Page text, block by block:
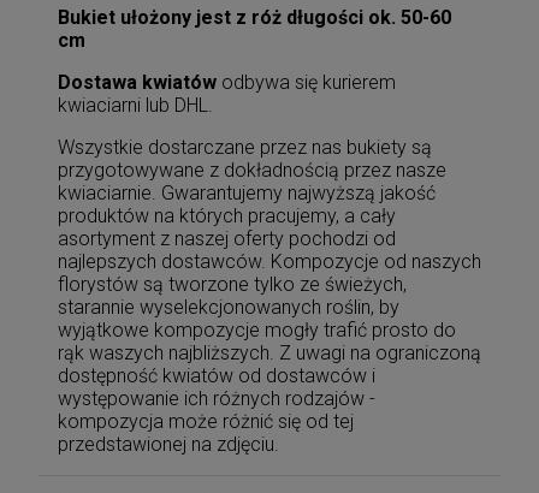
Bukiet ułożony jest z róż długości ok. 50-60
cm
Dostawa kwiatów odbywa się kurierem
kwiaciarni lub DHL.
Wszystkie dostarczane przez nas bukiety są
przygotowywane z dokładnością przez nasze
kwiaciarnie. Gwarantujemy najwyższą jakość
produktów na których pracujemy, a cały
asortyment z naszej oferty pochodzi od
najlepszych dostawców. Kompozycje od naszych
florystów są tworzone tylko ze świeżych,
starannie wyselekcjonowanych roślin, by
wyjątkowe kompozycje mogły trafić prosto do
rąk waszych najbliższych. Z uwagi na ograniczoną
dostępność kwiatów od dostawców i
występowanie ich różnych rodzajów -
kompozycja może różnić się od tej
przedstawionej na zdjęciu.